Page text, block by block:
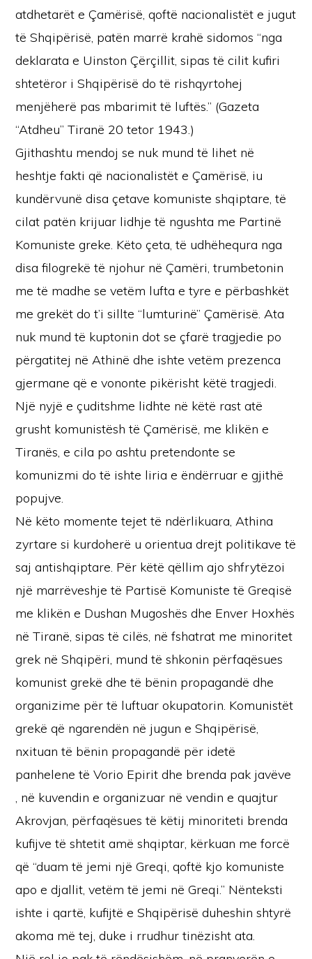
atdhetarët e Çamërisë, qoftë nacionalistët e jugut
të Shqipërisë, patën marrë krahë sidomos “nga
deklarata e Uinston Çërçillit, sipas të cilit kufiri
shtetëror i Shqipërisë do të rishqyrtohej
menjëherë pas mbarimit të luftës.” (Gazeta
“Atdheu” Tiranë 20 tetor 1943.)
Gjithashtu mendoj se nuk mund të lihet në
heshtje fakti që nacionalistët e Çamërisë, iu
kundërvunë disa çetave komuniste shqiptare, të
cilat patën krijuar lidhje të ngushta me Partinë
Komuniste greke. Këto çeta, të udhëhequra nga
disa filogrekë të njohur në Çamëri, trumbetonin
me të madhe se vetëm lufta e tyre e përbashkët
me grekët do t’i sillte “lumturinë” Çamërisë. Ata
nuk mund të kuptonin dot se çfarë tragjedie po
përgatitej në Athinë dhe ishte vetëm prezenca
gjermane që e vononte pikërisht këtë tragjedi.
Një nyjë e çuditshme lidhte në këtë rast atë
grusht komunistësh të Çamërisë, me klikën e
Tiranës, e cila po ashtu pretendonte se
komunizmi do të ishte liria e ëndërruar e gjithë
popujve.
Në këto momente tejet të ndërlikuara, Athina
zyrtare si kurdoherë u orientua drejt politikave të
saj antishqiptare. Për këtë qëllim ajo shfrytëzoi
një marrëveshje të Partisë Komuniste të Greqisë
me klikën e Dushan Mugoshës dhe Enver Hoxhës
në Tiranë, sipas të cilës, në fshatrat me minoritet
grek në Shqipëri, mund të shkonin përfaqësues
komunist grekë dhe të bënin propagandë dhe
organizime për të luftuar okupatorin. Komunistët
grekë që ngarendën në jugun e Shqipërisë,
nxituan të bënin propagandë për idetë
panhelene të Vorio Epirit dhe brenda pak javëve
, në kuvendin e organizuar në vendin e quajtur
Akrovjan, përfaqësues të këtij minoriteti brenda
kufijve të shtetit amë shqiptar, kërkuan me forcë
që “duam të jemi një Greqi, qoftë kjo komuniste
apo e djallit, vetëm të jemi në Greqi.” Nënteksti
ishte i qartë, kufijtë e Shqipërisë duheshin shtyrë
akoma më tej, duke i rrudhur tinëzisht ata.